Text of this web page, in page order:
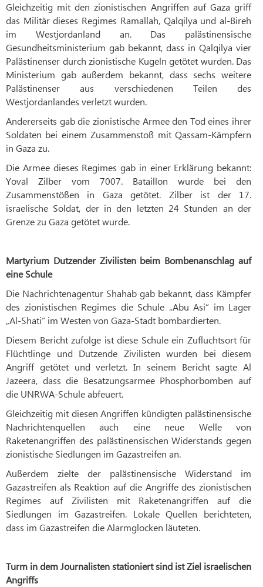
Gleichzeitig mit den zionistischen Angriffen auf Gaza griff
das Militär dieses Regimes Ramallah, Qalqilya und al-Bireh
im Westjordanland an. Das palästinensische
Gesundheitsministerium gab bekannt, dass in Qalqilya vier
Palästinenser durch zionistische Kugeln getötet wurden. Das
Ministerium gab außerdem bekannt, dass sechs weitere
Palästinenser aus verschiedenen Teilen des
Westjordanlandes verletzt wurden.
Andererseits gab die zionistische Armee den Tod eines ihrer
Soldaten bei einem Zusammenstoß mit Qassam-Kämpfern
in Gaza zu.
Die Armee dieses Regimes gab in einer Erklärung bekannt:
Yoval Zilber vom 7007. Bataillon wurde bei den
Zusammenstößen in Gaza getötet. Zilber ist der 17.
israelische Soldat, der in den letzten 24 Stunden an der
Grenze zu Gaza getötet wurde.
Martyrium Dutzender Zivilisten beim Bombenanschlag auf
eine Schule
Die Nachrichtenagentur Shahab gab bekannt, dass Kämpfer
des zionistischen Regimes die Schule „Abu Asi“ im Lager
„Al-Shati“ im Westen von Gaza-Stadt bombardierten.
Diesem Bericht zufolge ist diese Schule ein Zufluchtsort für
Flüchtlinge und Dutzende Zivilisten wurden bei diesem
Angriff getötet und verletzt. In seinem Bericht sagte Al
Jazeera, dass die Besatzungsarmee Phosphorbomben auf
die UNRWA-Schule abfeuert.
Gleichzeitig mit diesen Angriffen kündigten palästinensische
Nachrichtenquellen auch eine neue Welle von
Raketenangriffen des palästinensischen Widerstands gegen
zionistische Siedlungen im Gazastreifen an.
Außerdem zielte der palästinensische Widerstand im
Gazastreifen als Reaktion auf die Angriffe des zionistischen
Regimes auf Zivilisten mit Raketenangriffen auf die
Siedlungen im Gazastreifen. Lokale Quellen berichteten,
dass im Gazastreifen die Alarmglocken läuteten.
Turm in dem Journalisten stationiert sind ist Ziel israelischen
Angriffs